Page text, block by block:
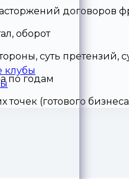
клубы
договоров
оборот
суть претензий,
по годам
(готового